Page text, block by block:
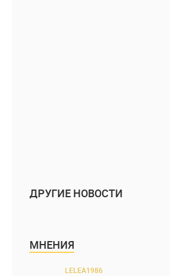
ДРУГИЕ НОВОСТИ
МНЕНИЯ
LELEA1986